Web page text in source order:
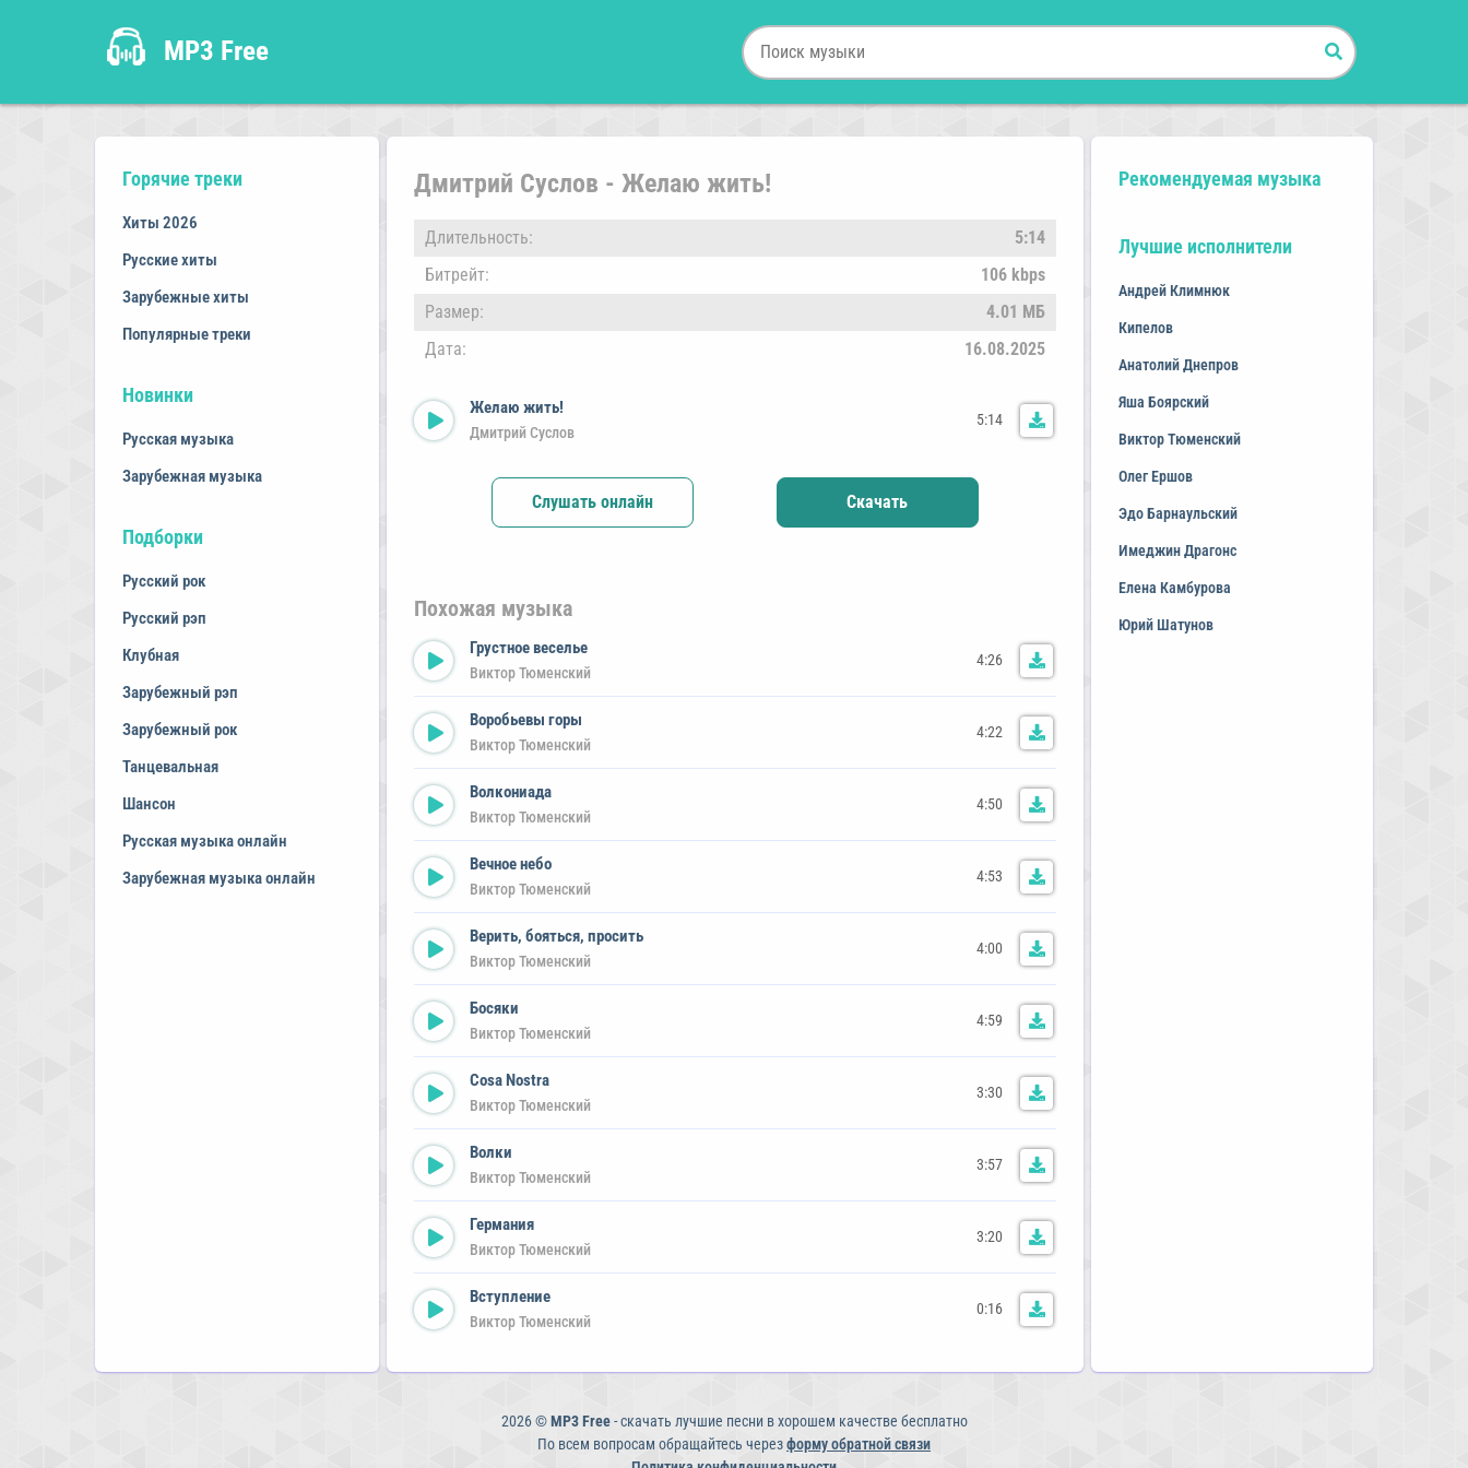
MP3 Free
Горячие треки
Хиты 2026
Русские хиты
Зарубежные хиты
Популярные треки
Новинки
Русская музыка
Зарубежная музыка
Подборки
Русский рок
Русский рэп
Клубная
Зарубежный рэп
Зарубежный рок
Танцевальная
Шансон
Русская музыка онлайн
Зарубежная музыка онлайн
Дмитрий Суслов - Желаю жить!
Длительность:
5:14
Битрейт:
106 kbps
Размер:
4.01 МБ
Дата:
16.08.2025
Желаю жить!
Дмитрий Суслов
5:14
Слушать онлайн Скачать
Похожая музыка
Грустное веселье
Виктор Тюменский
4:26
Воробьевы горы
Виктор Тюменский
4:22
Волкониада
Виктор Тюменский
4:50
Вечное небо
Виктор Тюменский
4:53
Верить, бояться, просить
Виктор Тюменский
4:00
Босяки
Виктор Тюменский
4:59
Cosa Nostra
Виктор Тюменский
3:30
Волки
Виктор Тюменский
3:57
Германия
Виктор Тюменский
3:20
Вступление
Виктор Тюменский
0:16
Рекомендуемая музыка
Лучшие исполнители
Андрей Климнюк
Кипелов
Анатолий Днепров
Яша Боярский
Виктор Тюменский
Олег Ершов
Эдо Барнаульский
Имеджин Драгонс
Елена Камбурова
Юрий Шатунов
2026 ©MP3 Free- скачать лучшие песни в хорошем качестве бесплатно
По всем вопросам обращайтесь черезформу обратной связи